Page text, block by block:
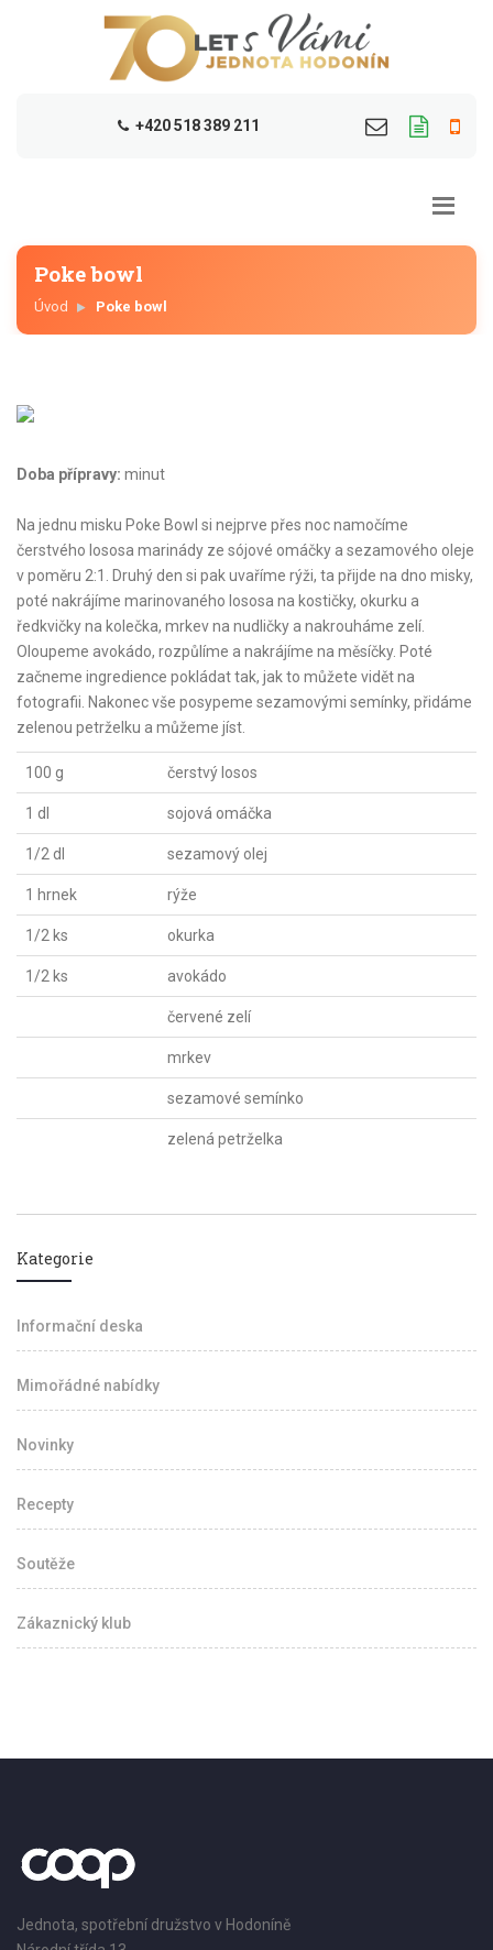
+420 518 389 211
Poke bowl
Úvod Poke bowl
Doba přípravy: minut
Na jednu misku Poke Bowl si nejprve přes noc namočíme
čerstvého lososa marinády ze sójové omáčky a sezamového oleje
v poměru 2:1. Druhý den si pak uvaříme rýži, ta přijde na dno misky,
poté nakrájíme marinovaného lososa na kostičky, okurku a
ředkvičky na kolečka, mrkev na nudličky a nakrouháme zelí.
Oloupeme avokádo, rozpůlíme a nakrájíme na měsíčky. Poté
začneme ingredience pokládat tak, jak to můžete vidět na
fotografii. Nakonec vše posypeme sezamovými semínky, přidáme
zelenou petrželku a můžeme jíst.
100 g čerstvý losos
1 dl sojová omáčka
1/2 dl sezamový olej
1 hrnek rýže
1/2 ks okurka
1/2 ks avokádo
červené zelí
mrkev
sezamové semínko
zelená petrželka
Kategorie
Informační deska
Mimořádné nabídky
Novinky
Recepty
Soutěže
Zákaznický klub
Jednota, spotřební družstvo v Hodoníně